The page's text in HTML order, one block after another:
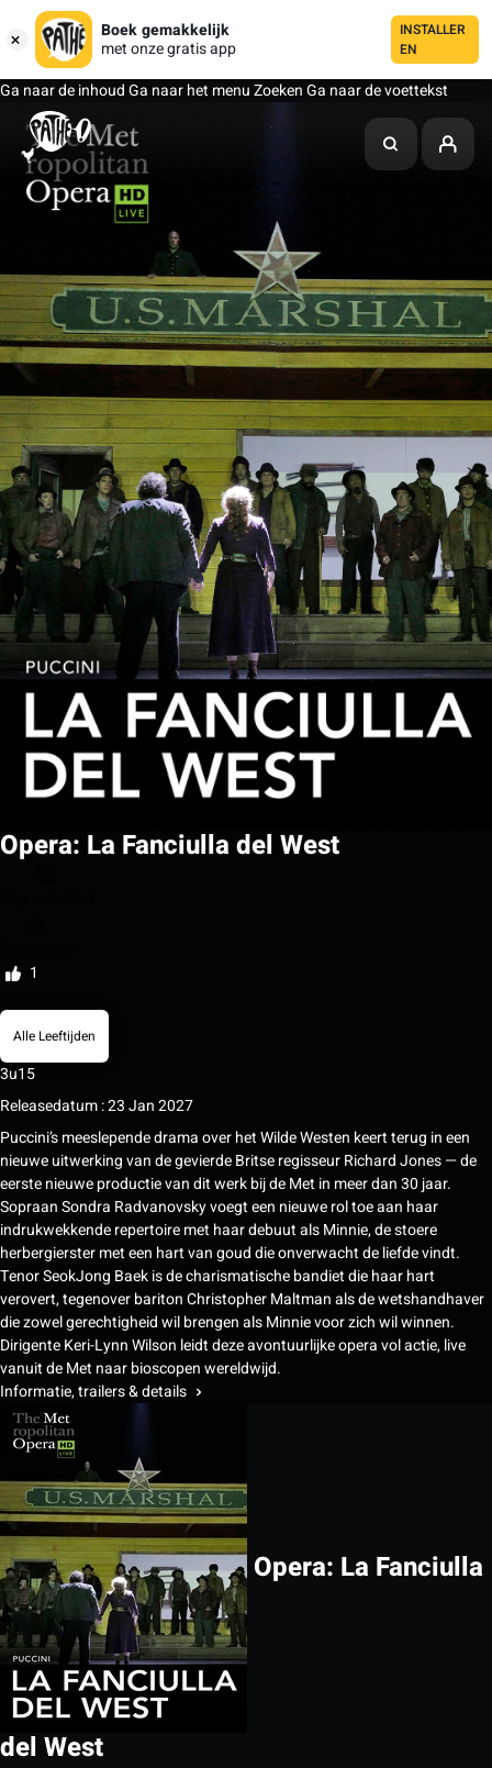
Boek gemakkelijk
met onze gratis app
INSTALLER
EN
Ga naar de inhoudGa naar het menuZoekenGa naar de voettekst
Opera: La Fanciulla del West
1
Alle Leeftijden
3u15
Releasedatum : 23 Jan 2027
Puccini’s meeslepende drama over het Wilde Westen keert terug in een
nieuwe uitwerking van de gevierde Britse regisseur Richard Jones — de
eerste nieuwe productie van dit werk bij de Met in meer dan 30 jaar.
Sopraan Sondra Radvanovsky voegt een nieuwe rol toe aan haar
indrukwekkende repertoire met haar debuut als Minnie, de stoere
herbergierster met een hart van goud die onverwacht de liefde vindt.
Tenor SeokJong Baek is de charismatische bandiet die haar hart
verovert, tegenover bariton Christopher Maltman als de wetshandhaver
die zowel gerechtigheid wil brengen als Minnie voor zich wil winnen.
Dirigente Keri-Lynn Wilson leidt deze avontuurlijke opera vol actie, live
vanuit de Met naar bioscopen wereldwijd.
Informatie, trailers & details
Opera: La Fanciulla
del West